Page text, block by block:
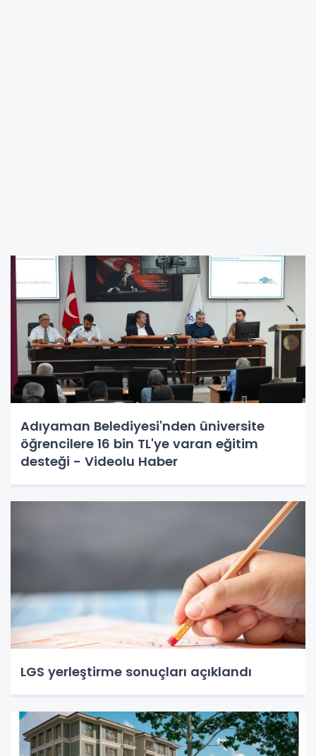
Adıyaman Belediyesi'nden üniversite
öğrencilere 16 bin TL'ye varan eğitim
desteği - Videolu Haber
LGS yerleştirme sonuçları açıklandı